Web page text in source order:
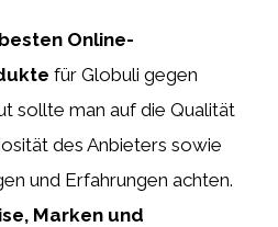
Online-
für Globuli gegen
sollte man auf die Qualität
des Anbieters sowie
und Erfahrungen achten.
Marken und